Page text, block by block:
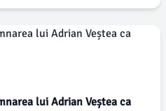
lui Adrian Veștea ca